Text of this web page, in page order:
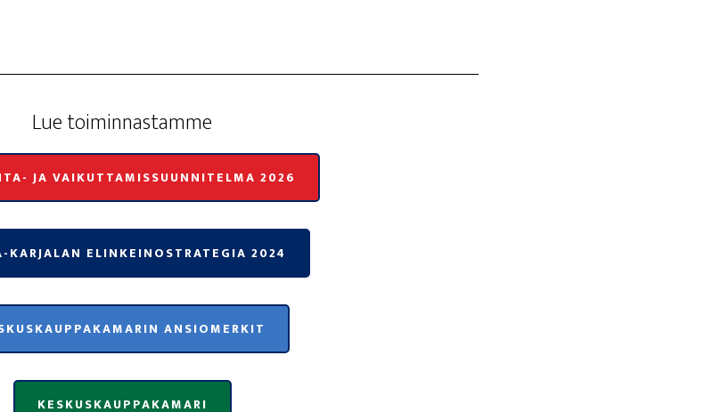
Lue toi­min­nas­tam­me
JA VAIKUTTAMISSUUNNITELMA 2026
KARJALAN ELINKEINOSTRATEGIA 2024
ANSIOMERKIT
KESKUSKAUPPAKAMARI